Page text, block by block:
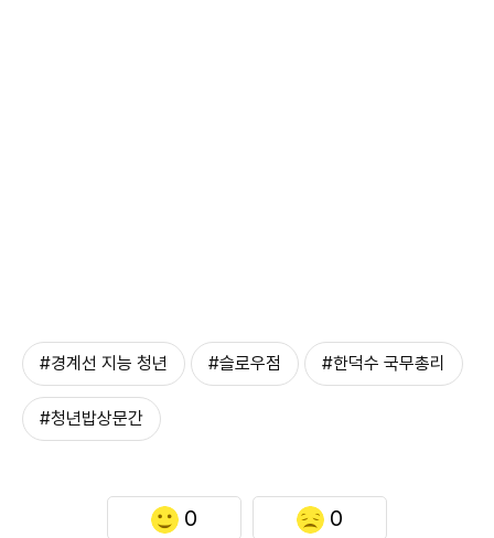
#경계선 지능 청년 #슬로우점 #한덕수 국무총리
#청년밥상문간
0 0